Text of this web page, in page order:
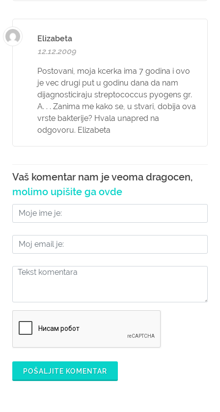
Elizabeta
12.12.2009
Postovani, moja kcerka ima 7 godina i ovo
je vec drugi put u godinu dana da nam
dijagnosticiraju streptococcus pyogens gr.
A. . . Zanima me kako se, u stvari, dobija ova
vrste bakterije? Hvala unapred na
odgovoru. Elizabeta
Vaš komentar nam je veoma dragocen,
molimo upišite ga ovde
POŠALJITE KOMENTAR